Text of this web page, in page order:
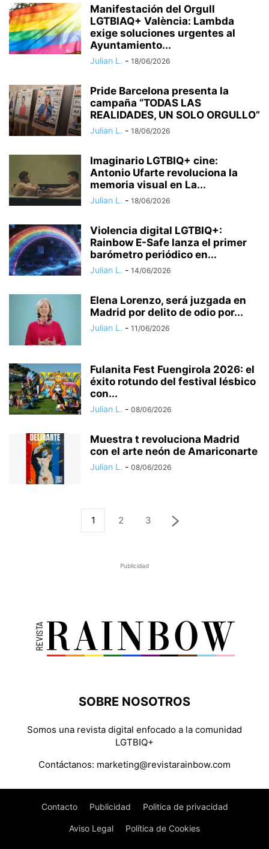
Manifestación del Orgull
LGTBIAQ+ València: Lambda
exige soluciones urgentes al
Ayuntamiento...
Julian L. - 18/06/2026
Pride Barcelona presenta la
campaña “TODAS LAS
REALIDADES, UN SOLO ORGULLO”
Julian L. - 18/06/2026
Imaginario LGTBIQ+ cine:
Antonio Ufarte revoluciona la
memoria visual en La...
Julian L. - 18/06/2026
Violencia digital LGTBIQ+:
Rainbow E-Safe lanza el primer
barómetro periódico en...
Julian L. - 14/06/2026
Elena Lorenzo, será juzgada en
Madrid por delito de odio por...
Julian L. - 11/06/2026
Fulanita Fest Fuengirola 2026: el
éxito rotundo del festival lésbico
con...
Julian L. - 08/06/2026
​Muestra t revoluciona Madrid
con el arte neón de Amariconarte
Julian L. - 08/06/2026
1 2 3
Publicidad
SOBRE NOSOTROS
Somos una revista digital enfocado a la comunidad
LGTBIQ+
Contáctanos: marketing@revistarainbow.com
Contacto Publicidad Politica de privacidad
Aviso Legal Política de Cookies